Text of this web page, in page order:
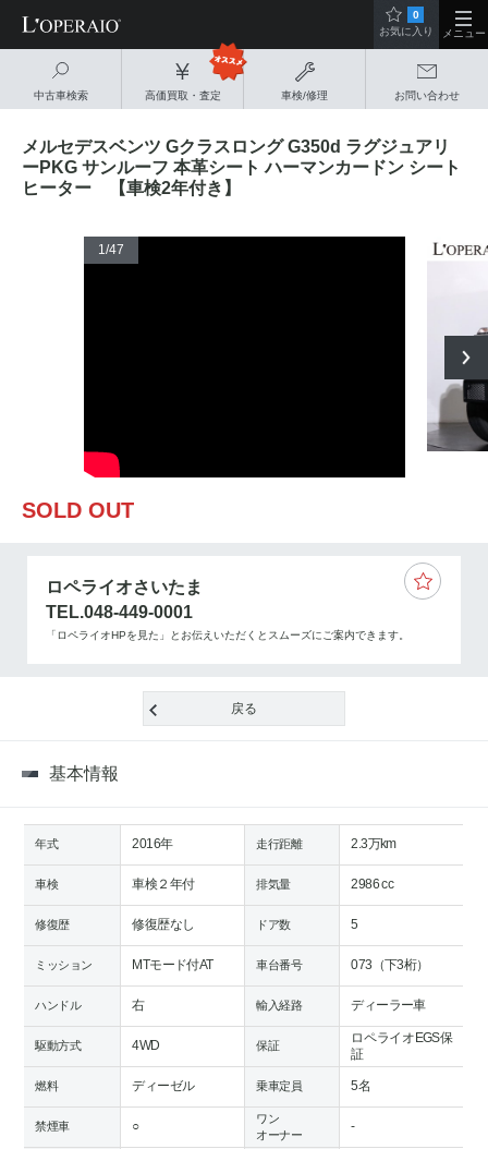
中古車検索 高価買取・査定 車検/修理 お問い合わせ
0
お気に入り
メニュー
メルセデスベンツ Gクラスロング G350d ラグジュアリ
ーPKG サンルーフ 本革シート ハーマンカードン シート
ヒーター 【車検2年付き】
1/47
SOLD OUT
ロペライオさいたま
TEL.048-449-0001
「ロペライオHPを見た」とお伝えいただくとスムーズにご案内できます。
戻る
基本情報
年式 2016年 走行距離 2.3万km
車検 車検２年付 排気量 2986 cc
修復歴 修復歴なし ドア数 5
ミッション MTモード付AT 車台番号 073（下3桁）
ハンドル 右 輸入経路 ディーラー車
駆動方式 4WD 保証
ロペライオEGS保
証
燃料 ディーゼル 乗車定員 5名
禁煙車 ○
ワン
オーナー
-